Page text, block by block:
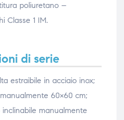
poliuretano –
Classe 1 IM.
di serie
estraibile in acciaio inox;
60×60 cm;
manualmente